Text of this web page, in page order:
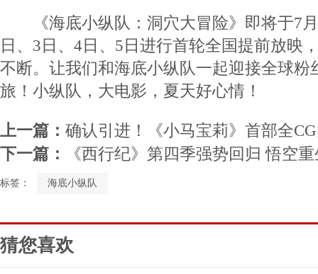
《海底小纵队：洞穴大冒险》即将于7月
日、3日、4日、5日进行首轮全国提前放映
不断。让我们和海底小纵队一起迎接全球粉
旅！小纵队，大电影，夏天好心情！
上一篇： 确认引进！《小马宝莉》首部全
下一篇：
《西行纪》第四季强势回归 悟空
标签： 海底小纵队
猜您喜欢